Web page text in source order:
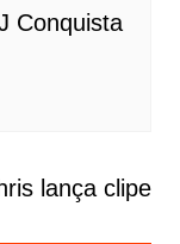
Conquista
lança clipe